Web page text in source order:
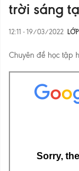
trời sáng
12:11 - 19/03/2022
Chuyên đề học tập